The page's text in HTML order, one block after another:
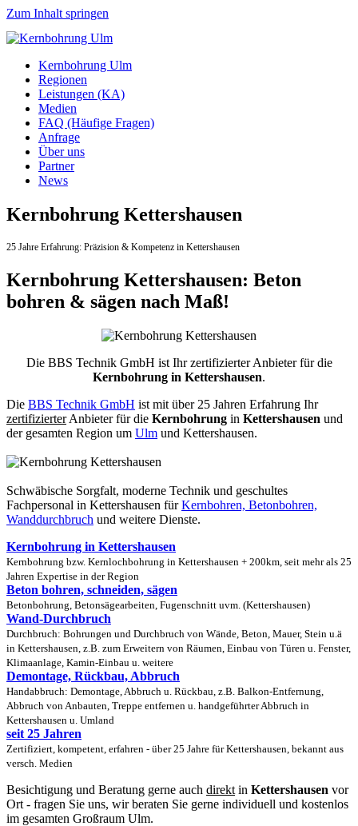
Zum Inhalt springen
Kernbohrung Ulm
Regionen
Leistungen (KA)
Medien
FAQ (Häufige Fragen)
Anfrage
Über uns
Partner
News
Kernbohrung Kettershausen
25 Jahre Erfahrung: Präzision & Kompetenz in Kettershausen
Kernbohrung Kettershausen: Beton
bohren & sägen nach Maß!
Die BBS Technik GmbH ist Ihr zertifizierter Anbieter für die
Kernbohrung in Kettershausen.
Die BBS Technik GmbH ist mit über 25 Jahren Erfahrung Ihr
zertifizierterAnbieter für die Kernbohrung in Kettershausen und
der gesamten Region um Ulm und Kettershausen.
Schwäbische Sorgfalt, moderne Technik und geschultes
Fachpersonal in Kettershausen fürKernbohren, Betonbohren,
Wanddurchbruch und weitere Dienste.
Kernbohrung in Kettershausen
Kernbohrung bzw. Kernlochbohrung in Kettershausen + 200km, seit mehr als 25
Jahren Expertise in der Region
Beton bohren, schneiden, sägen
Betonbohrung, Betonsägearbeiten, Fugenschnitt uvm. (Kettershausen)
Wand-Durchbruch
Durchbruch: Bohrungen und Durchbruch von Wände, Beton, Mauer, Stein u.ä
in Kettershausen, z.B. zum Erweitern von Räumen, Einbau von Türen u. Fenster,
Klimaanlage, Kamin-Einbau u. weitere
Demontage, Rückbau, Abbruch
Handabbruch: Demontage, Abbruch u. Rückbau, z.B. Balkon-Entfernung,
Abbruch von Anbauten, Treppe entfernen u. handgeführter Abbruch in
Kettershausen u. Umland
seit 25 Jahren
Zertifiziert, kompetent, erfahren - über 25 Jahre für Kettershausen, bekannt aus
versch. Medien
Besichtigung und Beratung gerne auch direkt in Kettershausen vor
Ort - fragen Sie uns, wir beraten Sie gerne individuell und kostenlos
im gesamten Großraum Ulm.